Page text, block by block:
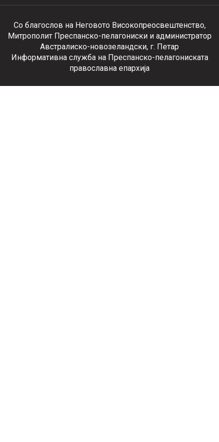
Со благослов на Неговото Високопреосвештенство,
Митрополит Преспанско-пелагониски и администратор
Австралиско-новозеландски, г. Петар
Информативна служба на Преспанско-пелагониската
православна епархија